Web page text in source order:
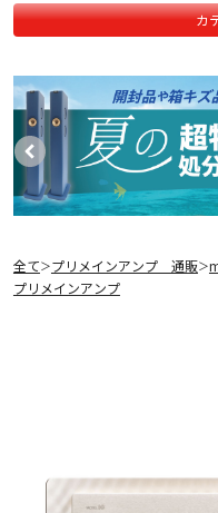
カ
全て＞プリメインアンプ 通販＞
プリメインアンプ